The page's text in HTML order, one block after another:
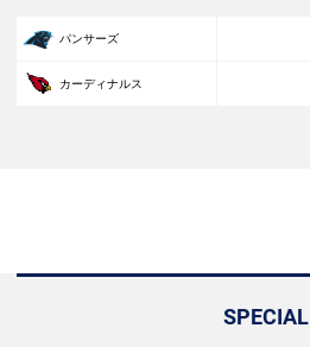
パンサーズ
カーディナルス
SPECIAL